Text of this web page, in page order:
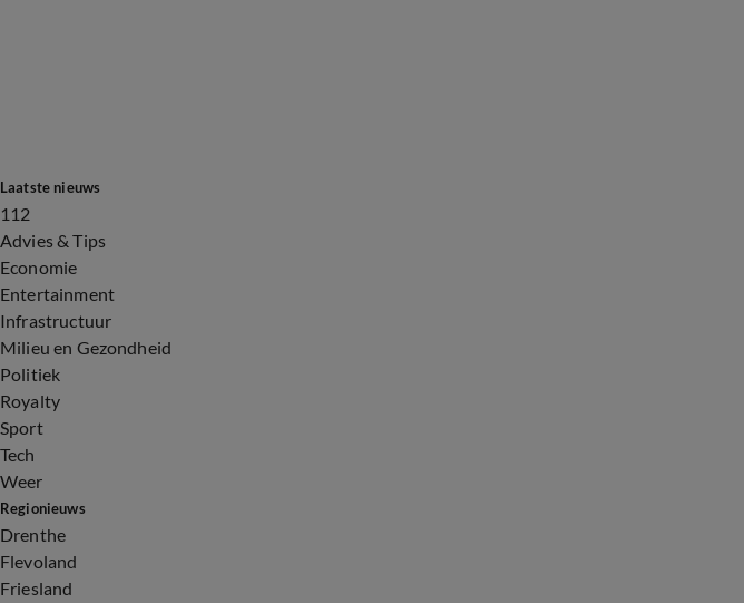
Laatste nieuws
112
Advies & Tips
Economie
Entertainment
Infrastructuur
Milieu en Gezondheid
Politiek
Royalty
Sport
Tech
Weer
Regionieuws
Drenthe
Flevoland
Friesland